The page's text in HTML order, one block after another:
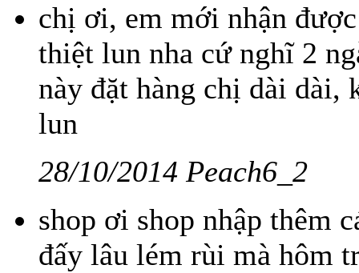
chị ơi, em mới nhận
thiệt lun nha cứ nghĩ 2
này đặt hàng chị dài dài,
lun
28/10/2014 Peach6_2
shop ơi shop nhập thêm
đấy lâu lém rùi mà hôm